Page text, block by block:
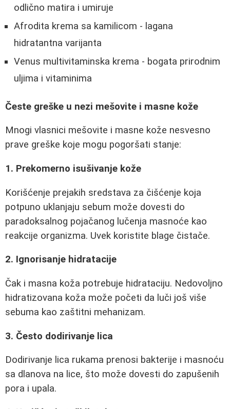
odlično matira i umiruje
Afrodita krema sa kamilicom - lagana
hidratantna varijanta
Venus multivitaminska krema - bogata prirodnim
uljima i vitaminima
Česte greške u nezi mešovite i masne kože
Mnogi vlasnici mešovite i masne kože nesvesno
prave greške koje mogu pogoršati stanje:
1. Prekomerno isušivanje kože
Korišćenje prejakih sredstava za čišćenje koja
potpuno uklanjaju sebum može dovesti do
paradoksalnog pojačanog lučenja masnoće kao
reakcije organizma. Uvek koristite blage čistače.
2. Ignorisanje hidratacije
Čak i masna koža potrebuje hidrataciju. Nedovoljno
hidratizovana koža može početi da luči još više
sebuma kao zaštitni mehanizam.
3. Često dodirivanje lica
Dodirivanje lica rukama prenosi bakterije i masnoću
sa dlanova na lice, što može dovesti do zapušenih
pora i upala.